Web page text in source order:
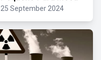
25 September 2024